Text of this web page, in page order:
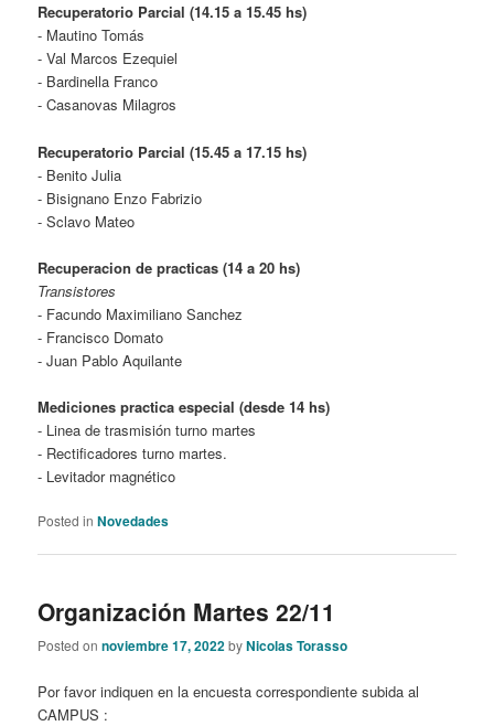
Recuperatorio Parcial (14.15 a 15.45 hs)
- Mautino Tomás
- Val Marcos Ezequiel
- Bardinella Franco
- Casanovas Milagros
Recuperatorio Parcial (15.45 a 17.15 hs)
- Benito Julia
- Bisignano Enzo Fabrizio
- Sclavo Mateo
Recuperacion de practicas (14 a 20 hs)
Transistores
- Facundo Maximiliano Sanchez
- Francisco Domato
- Juan Pablo Aquilante
Mediciones practica especial (desde 14 hs)
- Linea de trasmisión turno martes
- Rectificadores turno martes.
- Levitador magnético
Posted in Novedades
Organización Martes 22/11
Posted onnoviembre 17, 2022byNicolas Torasso
Por favor indiquen en la encuesta correspondiente subida al
CAMPUS :